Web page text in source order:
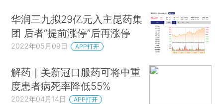
华润三九拟29亿元入主昆药集
团 后者“提前涨停”后再涨停
2022年05月09日 APP打开
解药｜美新冠口服药可将中重
度患者病死率降低55%
2022年04月14日 APP打开